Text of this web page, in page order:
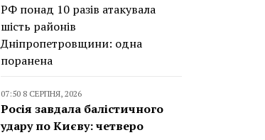
РФ понад 10 разів атакувала
шість районів
Дніпропетровщини: одна
поранена
07:50 8 СЕРПНЯ, 2026
Росія завдала балістичного
удару по Києву: четверо